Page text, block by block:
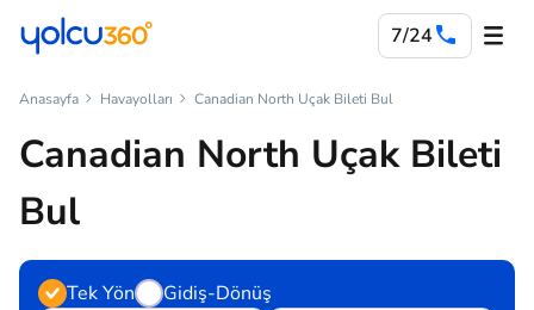
7/24
Anasayfa Havayolları Canadian North Uçak Bileti Bul
Canadian North Uçak Bileti
Bul
Tek Yön
Gidiş-Dönüş